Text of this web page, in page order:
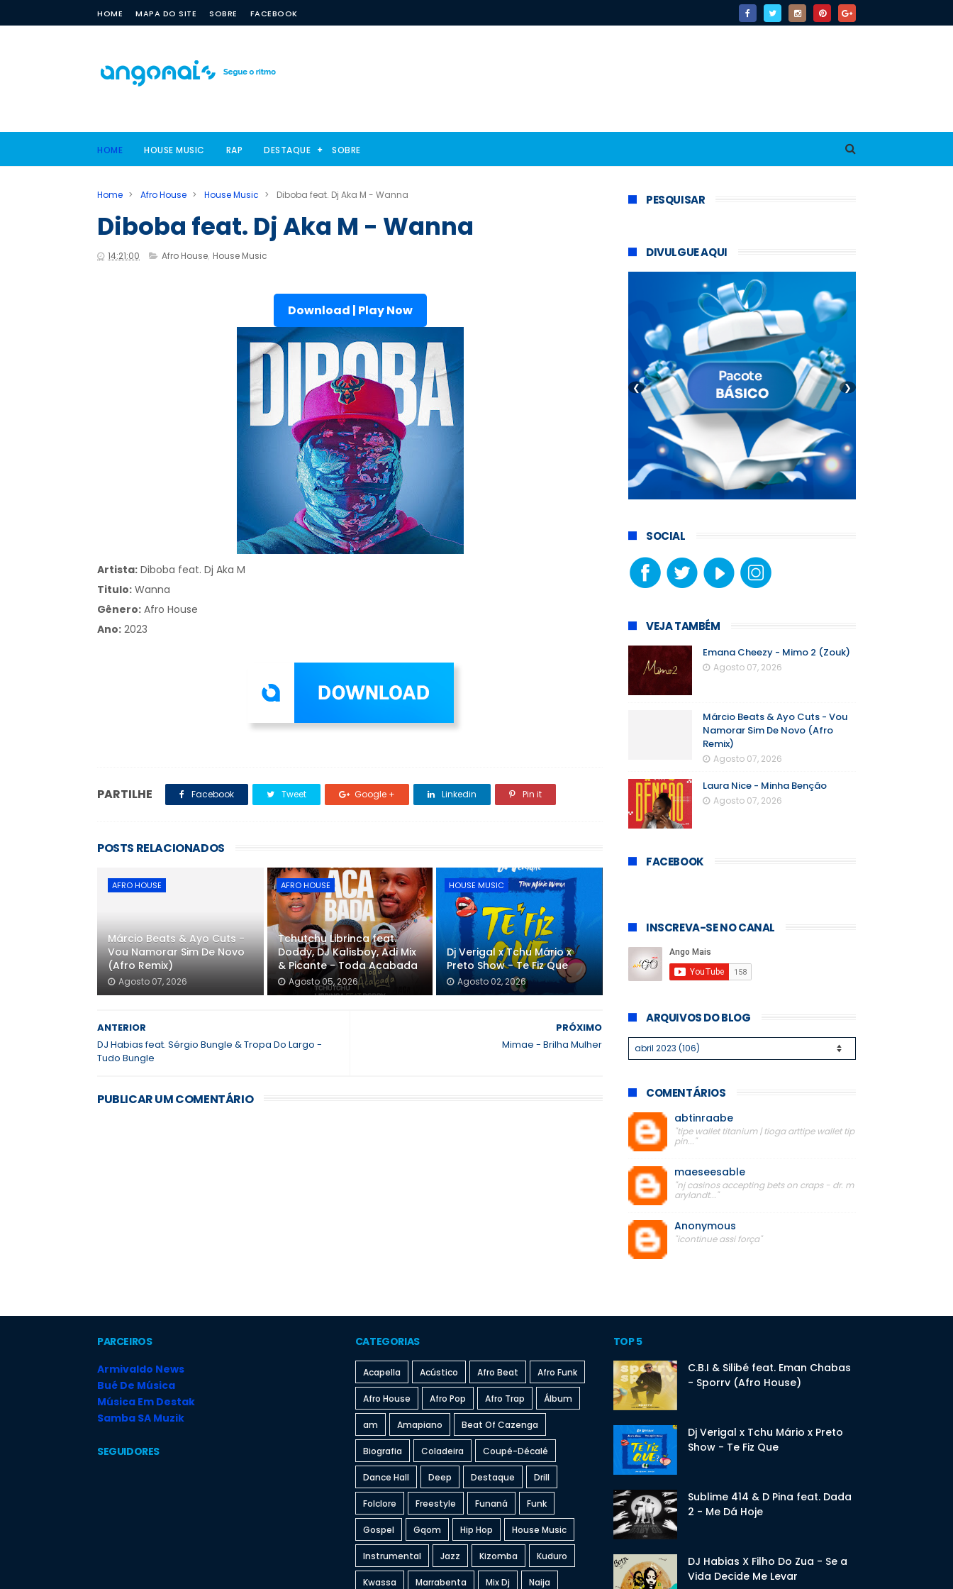
HOME MAPA DO SITE SOBRE FACEBOOK
HOME HOUSE MUSIC RAP DESTAQUE SOBRE
Home > Afro House > House Music > Diboba feat. Dj Aka M - Wanna
Diboba feat. Dj Aka M - Wanna
14:21:00 Afro House, House Music
Download | Play Now
Artista: Diboba feat. Dj Aka M
Titulo: Wanna
Gênero: Afro House
Ano: 2023
PARTILHE Facebook Tweet Google + Linkedin Pin it
POSTS RELACIONADOS
AFRO HOUSE
Márcio Beats & Ayo Cuts -
Vou Namorar Sim De Novo
(Afro Remix)
Agosto 07, 2026
AFRO HOUSE
Tchutchu Librinca feat.
Doddy, DJ Kalisboy, Adi Mix
& Picante - Toda Acabada
Agosto 05, 2026
HOUSE MUSIC
Dj Verigal x Tchu Mário x
Preto Show - Te Fiz Que
Agosto 02, 2026
PRÓXIMO
Mimae - Brilha Mulher
ANTERIOR
DJ Habias feat. Sérgio Bungle & Tropa Do Largo -
Tudo Bungle
PUBLICAR UM COMENTÁRIO
PESQUISAR
DIVULGUE AQUI
❮ ❯
SOCIAL
VEJA TAMBÉM
Emana Cheezy - Mimo 2 (Zouk)
Agosto 07, 2026
Márcio Beats & Ayo Cuts - Vou
Namorar Sim De Novo (Afro
Remix)
Agosto 07, 2026
Laura Nice - Minha Benção
Agosto 07, 2026
FACEBOOK
INSCREVA-SE NO CANAL
ARQUIVOS DO BLOG
COMENTÁRIOS
abtinraabe
"tipe wallet titanium | tioga arttipe wallet tip
pin..."
maeseesable
"nj casinos accepting bets on craps - dr. m
arylandt..."
Anonymous
"icontinue assi força"
PARCEIROS
Armivaldo News
Bué De Música
Música Em Destak
Samba SA Muzik
SEGUIDORES
CATEGORIAS
Acapella Acústico Afro Beat Afro Funk
Afro House Afro Pop Afro Trap Álbum
am Amapiano Beat Of Cazenga
Biografia Coladeira Coupé-Décalé
Dance Hall Deep Destaque Drill
Folclore Freestyle Funaná Funk
Gospel Gqom Hip Hop House Music
Instrumental Jazz Kizomba Kuduro
Kwassa Marrabenta Mix Dj Naija
TOP 5
C.B.I & Silibé feat. Eman Chabas
- Sporrv (Afro House)
Dj Verigal x Tchu Mário x Preto
Show - Te Fiz Que
Sublime 414 & D Pina feat. Dada
2 - Me Dá Hoje
DJ Habias X Filho Do Zua - Se a
Vida Decide Me Levar